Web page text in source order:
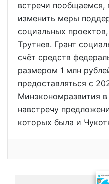
встречи
изменить меры
социальных
Трутнев. Грант
счёт средств
размером 1 млн
предоставляться с
Минэкономразвития
навстречу
которых была и